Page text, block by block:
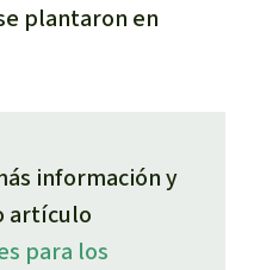
plantaron en
información y
artículo
para los